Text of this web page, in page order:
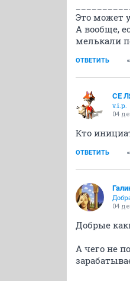
Это может
А вообще,
мелькали
ОТВЕТИТЬ
СЕ
v.i.p.
04
Кто
ОТВЕТИТЬ
04
Добрые
А чего не